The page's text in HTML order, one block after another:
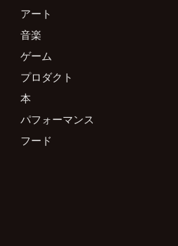
アート
音楽
ゲーム
プロダクト
本
パフォーマンス
フード